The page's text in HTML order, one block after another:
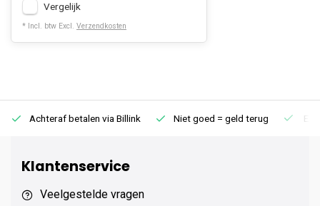
Vergelijk
* Incl. btw Excl. Verzendkosten
Achteraf betalen via Billink Niet goed = geld terug
Klantenservice
Veelgestelde vragen